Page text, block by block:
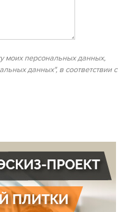
моих персональных данных,
данных", в соответствии с